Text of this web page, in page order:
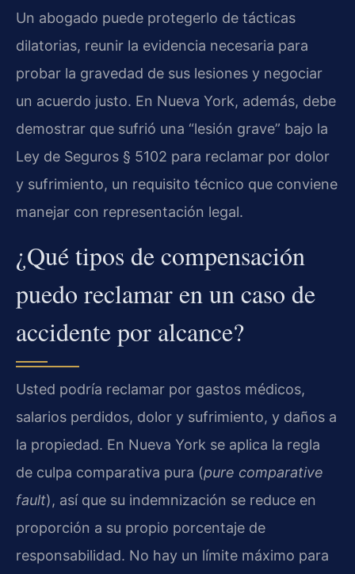
Un abogado puede protegerlo de tácticas
dilatorias, reunir la evidencia necesaria para
probar la gravedad de sus lesiones y negociar
un acuerdo justo. En Nueva York, además, debe
demostrar que sufrió una “lesión grave” bajo la
Ley de Seguros § 5102 para reclamar por dolor
y sufrimiento, un requisito técnico que conviene
manejar con representación legal.
¿Qué tipos de compensación
puedo reclamar en un caso de
accidente por alcance?
Usted podría reclamar por gastos médicos,
salarios perdidos, dolor y sufrimiento, y daños a
la propiedad. En Nueva York se aplica la regla
de culpa comparativa pura (pure comparative
fault), así que su indemnización se reduce en
proporción a su propio porcentaje de
responsabilidad. No hay un límite máximo para